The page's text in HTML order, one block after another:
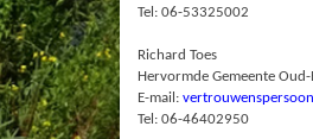
Tel: 06-53325002
Richard Toes
Hervormde Gemeente
E-mail:
Tel: 06-46402950